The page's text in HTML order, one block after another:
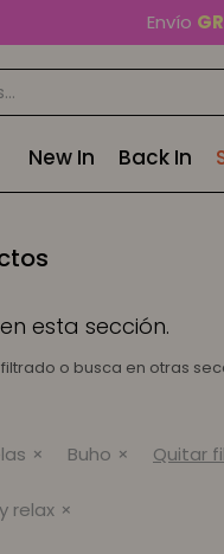
Envío
Envío
New In Back In
esta sección.
o busca en otras
Buho Quitar
relax